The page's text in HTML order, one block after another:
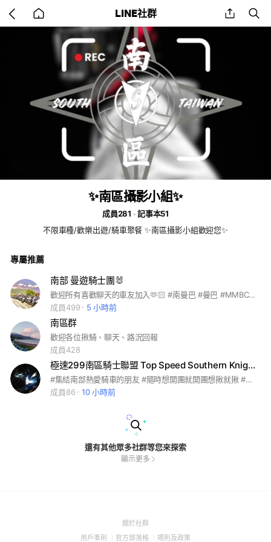
back
to
home
LINE社群 share
✨南區攝影小組✨
成員281
記事本51
不限車種/歡樂出遊/騎車聚餐 ✨南區攝影小組歡迎您✨
專屬推薦
南部 曼遊騎士團🐰
歡迎所有喜歡聊天的車友加入🫶🏻 #南曼巴 #曼巴 #MMBCU #不分車種 #南部 #高雄 #屏東 #台南 #南區 #車聚 #改裝 #改車 #騎車 #騎士 #機車 #機車旅遊
成員499
5 小時前
南區群
歡迎各位揪騎、聊天、路況回報
成員428
極速299南區騎士聯盟 Top Speed Southern Knight League
#集結南部熱愛騎車的朋友 #隨時想開團就開團想揪就揪 #沒有縮頭烏龜 #沒有嘴臉 #沒有傻帽
成員86
10 小時前
還有其他眾多社群等您來探索
顯示更多
關於社群(Open
用戶準則 (Open
官方部落格 (Open
規則及政策(Open